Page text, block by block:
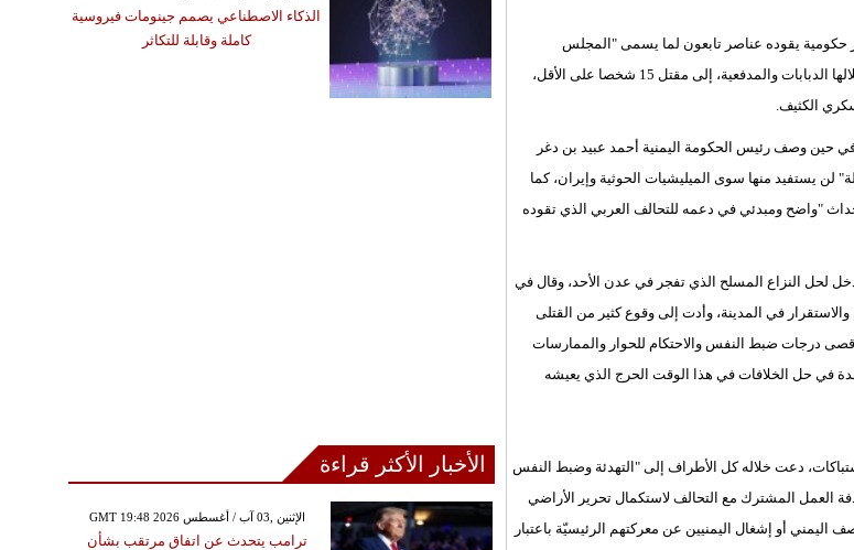
حكومية يقوده عناصر تابعون لما يسمى "المجلس
الانتقالي الجنوبي"، فيما أدت المواجهات التي شملت مناطق متفرقة من المدينة واستخدمت خلالها الدبابات والمدفعية، إلى مقتل 15 شخصا على الأقل،
الكثيف.
في حين وصف رئيس الحكومة اليمنية أحمد عبيد بن دغر
لن يستفيد منها سوى الميليشيات الحوثية وإيران، كما
"واضح ومبدئي في دعمه للتحالف العربي الذي تقوده
لحل النزاع المسلح الذي تفجر في عدن الأحد، وقال في
في المدينة، وأدت إلى وقوع كثير من القتلى
درجات ضبط النفس والاحتكام للحوار والممارسات
في حل الخلافات في هذا الوقت الحرج الذي يعيشه
دعت خلاله كل الأطراف إلى "التهدئة وضبط النفس
العمل المشترك مع التحالف لاستكمال تحرير الأراضي
اليمني أو إشغال اليمنيين عن معركتهم الرئيسيّة باعتبار
الذكاء الاصطناعي يصمم جينومات فيروسية
كاملة وقابلة للتكاثر
الأخبار الأكثر قراءة
GMT 19:48 2026 الإثنين ,03 آب / أغسطس
ترامب يتحدث عن اتفاق مرتقب بشأن